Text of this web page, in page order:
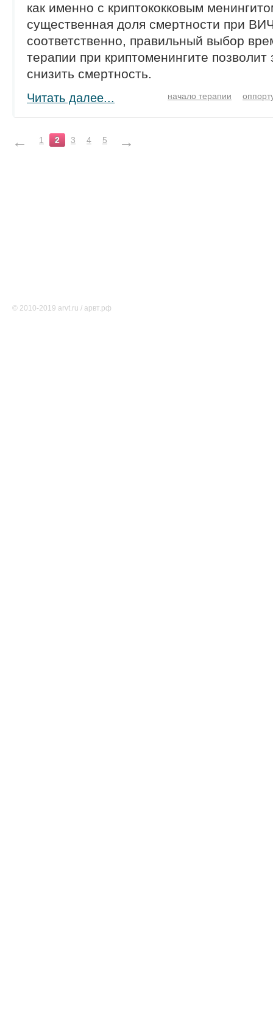
как именно с криптококковым
существенная доля смертности при
соответственно, правильный выбор
терапии при криптоменингите позволит
снизить смертность.
Читать далее... начало терапии
← 1 2 3 4 5 →
© 2010-2019 arvt.ru / арвт.рф